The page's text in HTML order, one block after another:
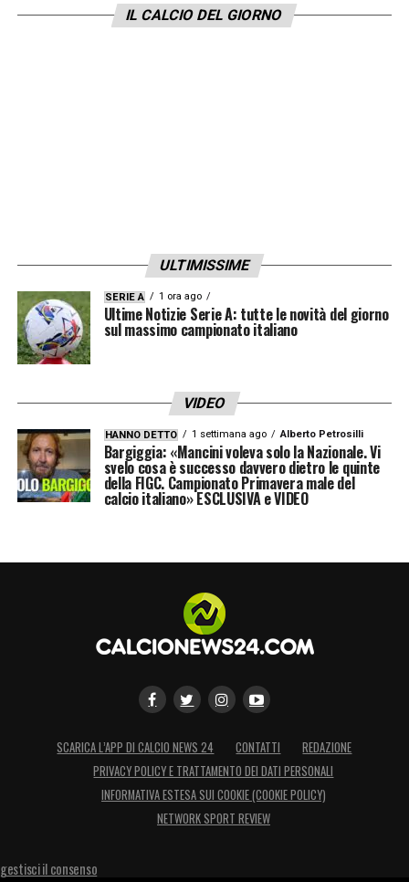
Bisogna costruire un ottimo rapporto con il
IL CALCIO DEL GIORNO
ULTIMISSIME
SERIE A 1 ora ago
Ultime Notizie Serie A: tutte le novità del giorno
sul massimo campionato italiano
VIDEO
HANNO DETTO 1 settimana ago Alberto Petrosilli
Bargiggia: «Mancini voleva solo la Nazionale. Vi
svelo cosa è successo davvero dietro le quinte
della FIGC. Campionato Primavera male del
calcio italiano» ESCLUSIVA e VIDEO
SCARICA L’APP DI CALCIO NEWS 24 CONTATTI
REDAZIONE
PRIVACY POLICY E TRATTAMENTO DEI DATI PERSONALI
INFORMATIVA ESTESA SUI COOKIE (COOKIE POLICY)
NETWORK SPORT REVIEW
gestisci il consenso